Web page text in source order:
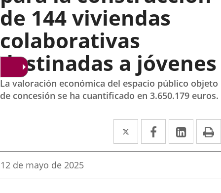
de 144 viviendas
colaborativas
destinadas a jóvenes
La valoración económica del espacio público objeto
de concesión se ha cuantificado en 3.650.179 euros.
Twitter
Enlace
a
aplicación
Facebook
Enlace
a
aplicación
Enlace
a
Fecha
la
12 de mayo de 2025